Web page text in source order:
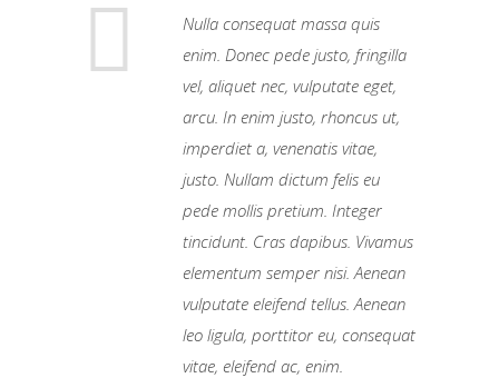
Nulla consequat massa quis
enim. Donec pede justo, fringilla
vel, aliquet nec, vulputate eget,
arcu. In enim justo, rhoncus ut,
imperdiet a, venenatis vitae,
justo. Nullam dictum felis eu
pede mollis pretium. Integer
tincidunt. Cras dapibus. Vivamus
elementum semper nisi. Aenean
vulputate eleifend tellus. Aenean
leo ligula, porttitor eu, consequat
vitae, eleifend ac, enim.